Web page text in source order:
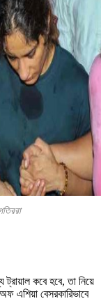
কবে হবে, তা নিয়ে
এশিয়া বেসরকারিভাবে